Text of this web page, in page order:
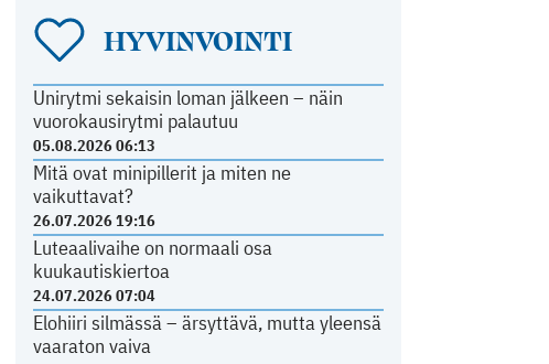
HYVINVOINTI
Unirytmi sekaisin loman jälkeen – näin
vuorokausirytmi palautuu
05.08.2026 06:13
Mitä ovat minipillerit ja miten ne
vaikuttavat?
26.07.2026 19:16
Luteaalivaihe on normaali osa
kuukautiskiertoa
24.07.2026 07:04
Elohiiri silmässä – ärsyttävä, mutta yleensä
vaaraton vaiva